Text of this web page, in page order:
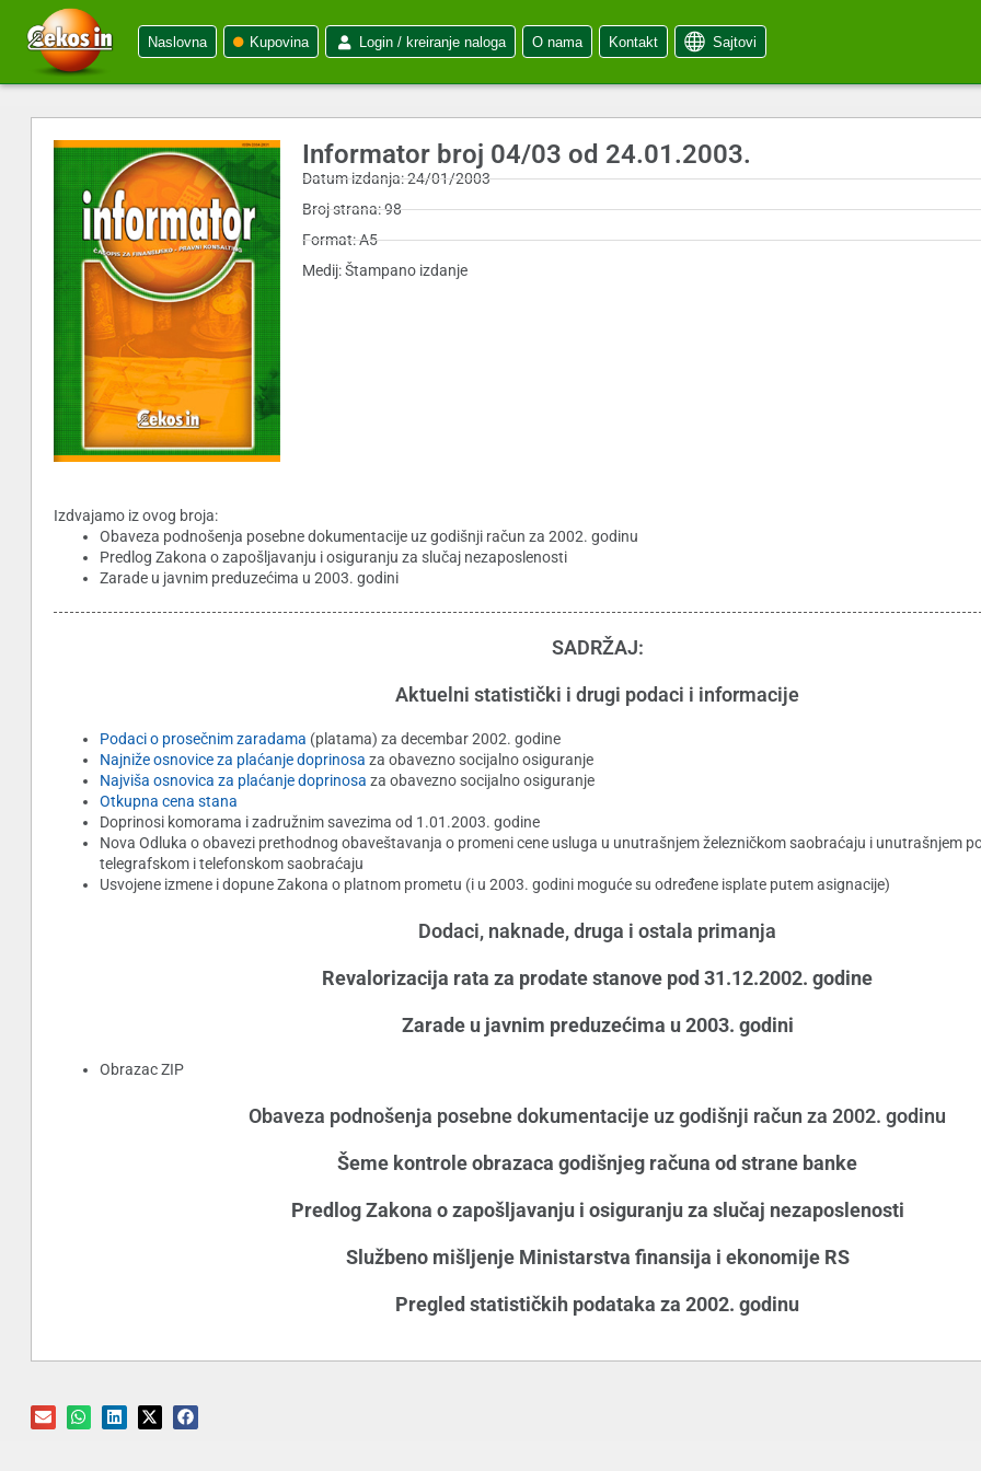
Naslovna Kupovina Login / kreiranje naloga O nama Kontakt Sajtovi
Informator broj 04/03 od 24.01.2003.
Datum izdanja: 24/01/2003
Broj strana: 98
Format: A5
Medij: Štampano izdanje
Izdvajamo iz ovog broja:
Obaveza podnošenja posebne dokumentacije uz godišnji račun za 2002. godinu
Predlog Zakona o zapošljavanju i osiguranju za slučaj nezaposlenosti
Zarade u javnim preduzećima u 2003. godini
SADRŽAJ:
Aktuelni statistički i drugi podaci i informacije
Podaci o prosečnim zaradama (platama) za decembar 2002. godine
Najniže osnovice za plaćanje doprinosa za obavezno socijalno osiguranje
Najviša osnovica za plaćanje doprinosa za obavezno socijalno osiguranje
Otkupna cena stana
Doprinosi komorama i zadružnim savezima od 1.01.2003. godine
Nova Odluka o obavezi prethodnog obaveštavanja o promeni cene usluga u unutrašnjem železničkom saobraćaju i unutrašnjem
telegrafskom i telefonskom saobraćaju
Usvojene izmene i dopune Zakona o platnom prometu (i u 2003. godini moguće su određene isplate putem asignacije)
Dodaci, naknade, druga i ostala primanja
Revalorizacija rata za prodate stanove pod 31.12.2002. godine
Zarade u javnim preduzećima u 2003. godini
Obrazac ZIP
Obaveza podnošenja posebne dokumentacije uz godišnji račun za 2002. godinu
Šeme kontrole obrazaca godišnjeg računa od strane banke
Predlog Zakona o zapošljavanju i osiguranju za slučaj nezaposlenosti
Službeno mišljenje Ministarstva finansija i ekonomije RS
Pregled statističkih podataka za 2002. godinu